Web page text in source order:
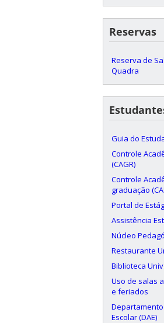
Reservas
Reserva de
Quadra
Guia do
Controle
(CAGR)
Controle
graduação
Portal de
Assistência
Núcleo
Restaurante
Biblioteca
Uso de salas
e feriados
Escolar (DAE)